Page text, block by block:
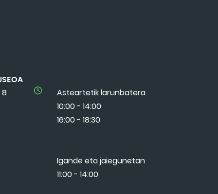
Asteartetik larunbatera
10:00 - 14:00
16:00 - 18:30
Igande eta jaiegunetan
11:00 - 14:00